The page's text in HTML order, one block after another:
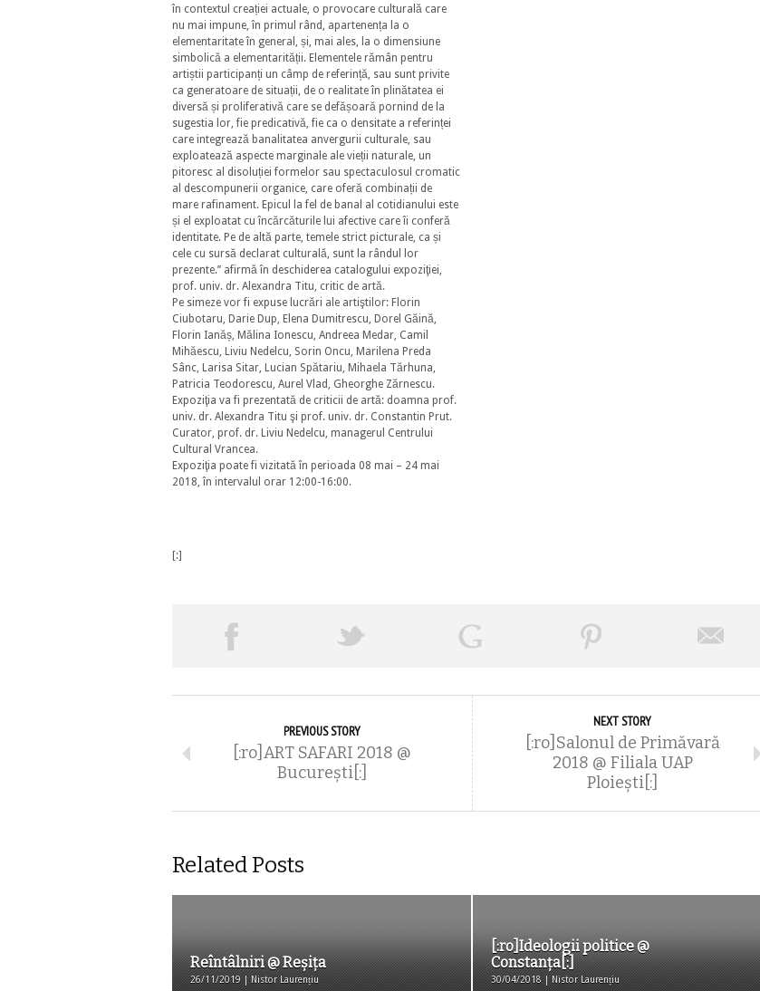
în contextul creației actuale, o provocare culturală care
nu mai impune, în primul rând, apartenența la o
elementaritate în general, și, mai ales, la o dimensiune
simbolică a elementarității. Elementele rămân pentru
artiștii participanți un câmp de referință, sau sunt privite
ca generatoare de situații, de o realitate în plinătatea ei
diversă și proliferativă care se defășoară pornind de la
sugestia lor, fie predicativă, fie ca o densitate a referinței
care integrează banalitatea anvergurii culturale, sau
exploatează aspecte marginale ale vieții naturale, un
pitoresc al disoluției formelor sau spectaculosul cromatic
al descompunerii organice, care oferă combinații de
mare rafinament. Epicul la fel de banal al cotidianului este
și el exploatat cu încărcăturile lui afective care îi conferă
identitate. Pe de altă parte, temele strict picturale, ca și
cele cu sursă declarat culturală, sunt la rândul lor
prezente.’’ afirmă în deschiderea catalogului expoziţiei,
prof. univ. dr. Alexandra Titu, critic de artă.
Pe simeze vor fi expuse lucrări ale artiştilor: Florin
Ciubotaru, Darie Dup, Elena Dumitrescu, Dorel Găină,
Florin Ianăș, Mălina Ionescu, Andreea Medar, Camil
Mihăescu, Liviu Nedelcu, Sorin Oncu, Marilena Preda
Sânc, Larisa Sitar, Lucian Spătariu, Mihaela Tărhuna,
Patricia Teodorescu, Aurel Vlad, Gheorghe Zărnescu.
Expoziţia va fi prezentată de criticii de artă: doamna prof.
univ. dr. Alexandra Titu şi prof. univ. dr. Constantin Prut.
Curator, prof. dr. Liviu Nedelcu, managerul Centrului
Cultural Vrancea.
Expoziţia poate fi vizitată în perioada 08 mai – 24 mai
2018, în intervalul orar 12:00-16:00.
[:]
PREVIOUS STORY
[:ro]ART SAFARI 2018 @
București[:]
NEXT STORY
[:ro]Salonul de Primăvară
2018 @ Filiala UAP
Ploiești[:]
Related Posts
Reîntâlniri @ Reșița
26/11/2019 | Nistor Laurențiu
[:ro]Ideologii politice @
Constanța[:]
30/04/2018 | Nistor Laurențiu